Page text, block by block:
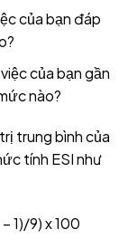
của bạn đáp
của bạn gần
nào?
trung bình của
tính ESI như
1)/9) x 100